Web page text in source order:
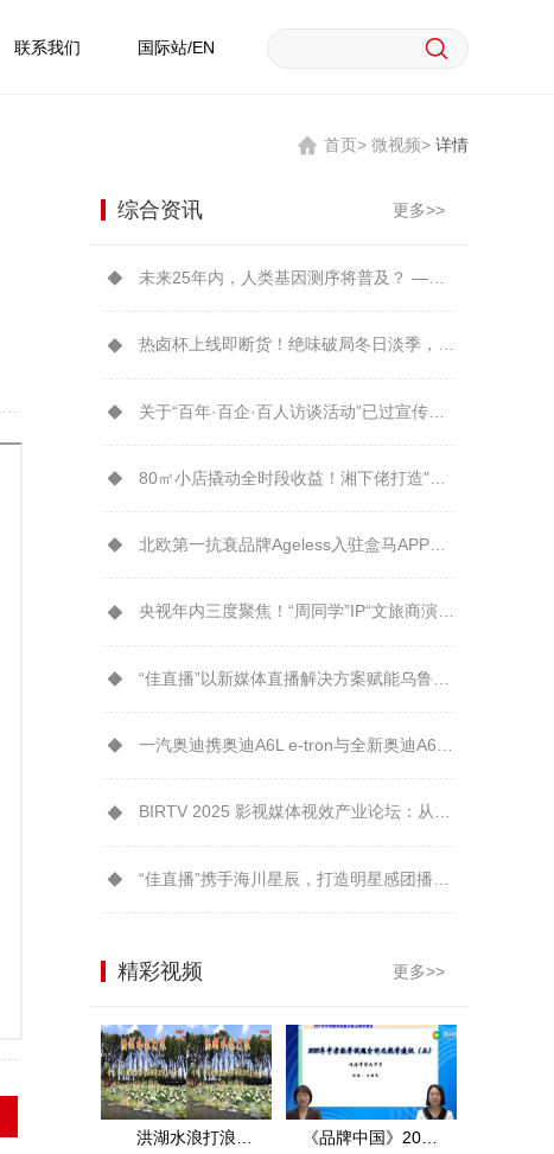
联系我们 国际站/EN
首页> 微视频> 详情
综合资讯 更多>>
未来25年内，人类基因测序将普及？ ——从华大实践看凯文·凯利预言可能性
热卤杯上线即断货！绝味破局冬日淡季，开辟餐桌新增量
关于“百年·百企·百人访谈活动”已过宣传时效的公告
80㎡小店撬动全时段收益！湘下佬打造"可复制的湖湘美食IP"
北欧第一抗衰品牌Ageless入驻盒马APP解锁年轻“肌”密
央视年内三度聚焦！“周同学”IP“文旅商演”模式引爆城市消费新生态
“佳直播”以新媒体直播解决方案赋能乌鲁木齐广播电视台融媒体转型升级
一汽奥迪携奥迪A6L e-tron与全新奥迪A6L鼎力支持2026大连夏季达沃斯
BIRTV 2025 影视媒体视效产业论坛：从技术到美学EOS C80受到芒果TV制作团队认可
“佳直播”携手海川星辰，打造明星感团播新体验！
精彩视频 更多>>
洪湖水浪打浪
《品牌中国》2021